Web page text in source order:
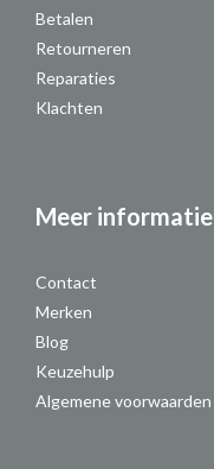
Betalen
Retourneren
Reparaties
Klachten
Meer informatie
Contact
Merken
Blog
Keuzehulp
Algemene voorwaarden